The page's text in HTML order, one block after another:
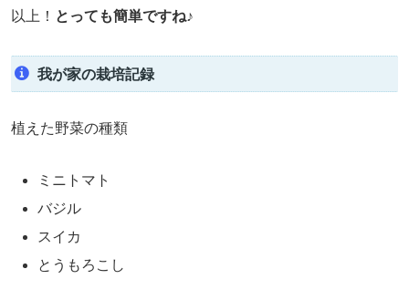
以上！ とっても簡単ですね♪
我が家の栽培記録
植えた野菜の種類
ミニトマト
バジル
スイカ
とうもろこし